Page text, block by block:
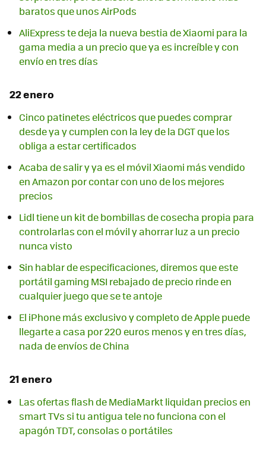
baratos que unos AirPods
AliExpress te deja la nueva bestia de Xiaomi para la
gama media a un precio que ya es increíble y con
envío en tres días
22 enero
Cinco patinetes eléctricos que puedes comprar
desde ya y cumplen con la ley de la DGT que los
obliga a estar certificados
Acaba de salir y ya es el móvil Xiaomi más vendido
en Amazon por contar con uno de los mejores
precios
Lidl tiene un kit de bombillas de cosecha propia para
controlarlas con el móvil y ahorrar luz a un precio
nunca visto
Sin hablar de especificaciones, diremos que este
portátil gaming MSI rebajado de precio rinde en
cualquier juego que se te antoje
El iPhone más exclusivo y completo de Apple puede
llegarte a casa por 220 euros menos y en tres días,
nada de envíos de China
21 enero
Las ofertas flash de MediaMarkt liquidan precios en
smart TVs si tu antigua tele no funciona con el
apagón TDT, consolas o portátiles